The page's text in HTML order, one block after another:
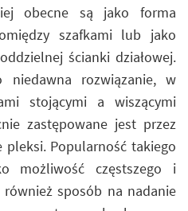
obecne są jako forma
szafkami lub jako
ścianki działowej.
niedawna rozwiązanie, w
stojącymi a wiszącymi
zastępowane jest przez
pleksi. Popularność takiego
możliwość częstszego i
również sposób na nadanie